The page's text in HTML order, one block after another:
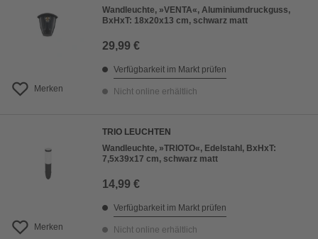
Merken
Wandleuchte, »VENTA«, Aluminiumdruckguss,
BxHxT: 18x20x13 cm, schwarz matt
29,99 €
Verfügbarkeit im Markt prüfen
Nicht online erhältlich
Merken
TRIO LEUCHTEN
Wandleuchte, »TRIOTO«, Edelstahl, BxHxT:
7,5x39x17 cm, schwarz matt
14,99 €
Verfügbarkeit im Markt prüfen
Nicht online erhältlich